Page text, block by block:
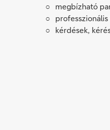
megbízható
kérdések,